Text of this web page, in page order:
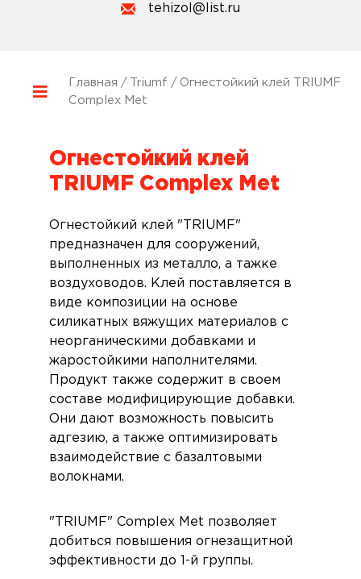
tehizol@list.ru
Главная / Triumf / Огнестойкий клей TRIUMF
Complex Met
Огнестойкий клей
TRIUMF Complex Met
Огнестойкий клей "TRIUMF"
предназначен для сооружений,
выполненных из металло, а тажке
воздуховодов. Клей поставляется в
виде композиции на основе
силикатных вяжущих материалов с
неорганическими добавками и
жаростойкими наполнителями.
Продукт также содержит в своем
составе модифицирующие добавки.
Они дают возможность повысить
адгезию, а также оптимизировать
взаимодействие с базалтовыми
волокнами.
"TRIUMF" Complex Met позволяет
добиться повышения огнезащитной
эффективности до 1-й группы.